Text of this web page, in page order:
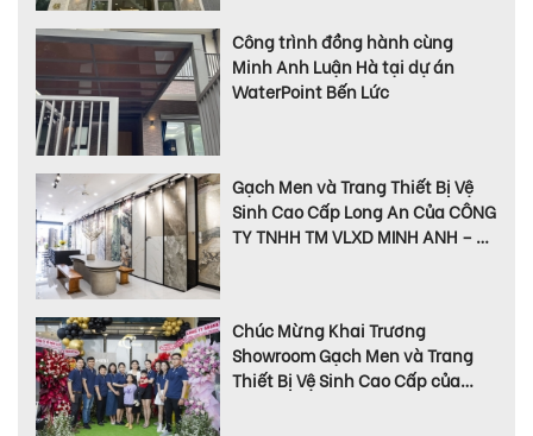
Công trình đồng hành cùng
Minh Anh Luận Hà tại dự án
WaterPoint Bến Lức
Gạch Men và Trang Thiết Bị Vệ
Sinh Cao Cấp Long An Của CÔNG
TY TNHH TM VLXD MINH ANH – Sự
Chúc Mừng Khai Trương
Showroom Gạch Men và Trang
Thiết Bị Vệ Sinh Cao Cấp của